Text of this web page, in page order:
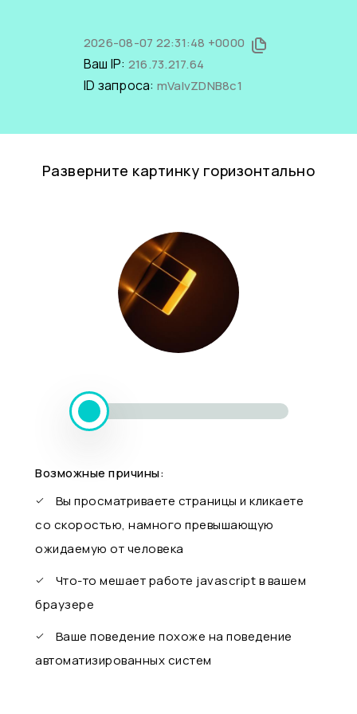
2026-08-07 22:31:48 +0000
Ваш IP: 216.73.217.64
ID запроса: mValvZDNB8c1
Разверните картинку горизонтально
Возможные причины:
Вы просматриваете страницы и кликаете
со скоростью, намного превышающую
ожидаемую от человека
Что-то мешает работе javascript в вашем
браузере
Ваше поведение похоже на поведение
автоматизированных систем